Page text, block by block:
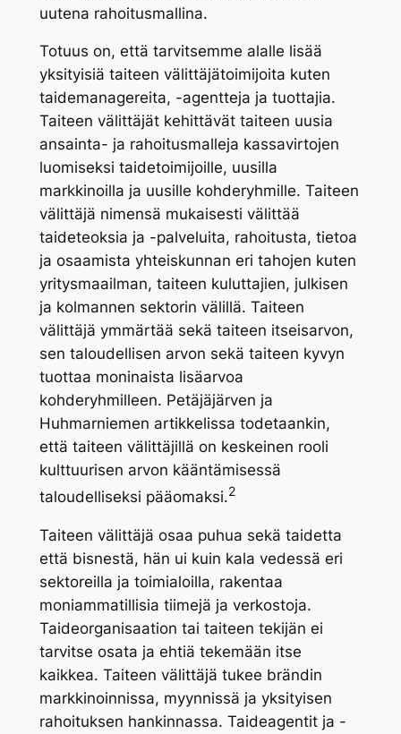
uutena rahoitusmallina.
Totuus on, että tarvitsemme alalle lisää
yksityisiä taiteen välittäjätoimijoita kuten
taidemanagereita, -agentteja ja tuottajia.
Taiteen välittäjät kehittävät taiteen uusia
ansainta- ja rahoitusmalleja kassavirtojen
luomiseksi taidetoimijoille, uusilla
markkinoilla ja uusille kohderyhmille. Taiteen
välittäjä nimensä mukaisesti välittää
taideteoksia ja -palveluita, rahoitusta, tietoa
ja osaamista yhteiskunnan eri tahojen kuten
yritysmaailman, taiteen kuluttajien, julkisen
ja kolmannen sektorin välillä. Taiteen
välittäjä ymmärtää sekä taiteen itseisarvon,
sen taloudellisen arvon sekä taiteen kyvyn
tuottaa moninaista lisäarvoa
kohderyhmilleen. Petäjäjärven ja
Huhmarniemen artikkelissa todetaankin,
että taiteen välittäjillä on keskeinen rooli
kulttuurisen arvon kääntämisessä
taloudelliseksi pääomaksi.2
Taiteen välittäjä osaa puhua sekä taidetta
että bisnestä, hän ui kuin kala vedessä eri
sektoreilla ja toimialoilla, rakentaa
moniammatillisia tiimejä ja verkostoja.
Taideorganisaation tai taiteen tekijän ei
tarvitse osata ja ehtiä tekemään itse
kaikkea. Taiteen välittäjä tukee brändin
markkinoinnissa, myynnissä ja yksityisen
rahoituksen hankinnassa. Taideagentit ja -